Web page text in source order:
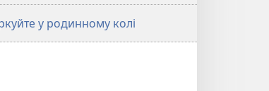
у родинному колі